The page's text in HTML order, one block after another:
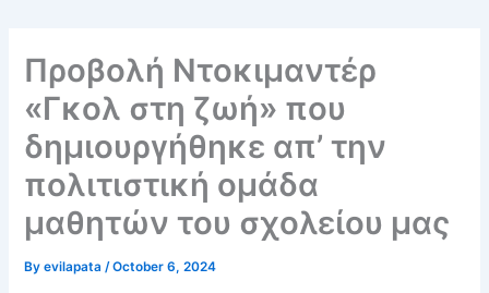
Προβολή Ντοκιμαντέρ
«Γκολ στη ζωή» που
δημιουργήθηκε απ’ την
πολιτιστική ομάδα
μαθητών του σχολείου μας
Byevilapata/October 6, 2024